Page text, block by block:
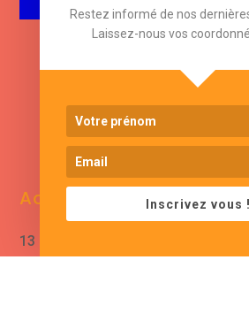
Adresse
13 bis rue de Baracca
Restez informé de nos
Laissez-nous vos
Inscrivez vous !